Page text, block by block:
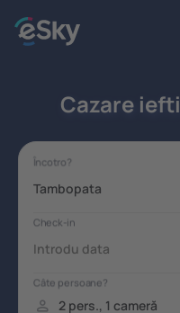
Cazare